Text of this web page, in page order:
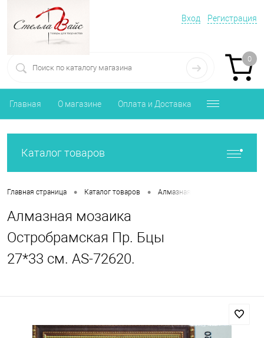
Вход Регистрация
0
Главная О магазине Оплата и Доставка
Каталог товаров
Главная страница • Каталог товаров • Алмазная мозаика
Алмазная мозаика
Остробрамская Пр. Бцы
27*33 см. AS-72620.